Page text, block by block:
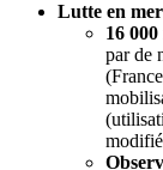
Lutte en mer
16 000
par de